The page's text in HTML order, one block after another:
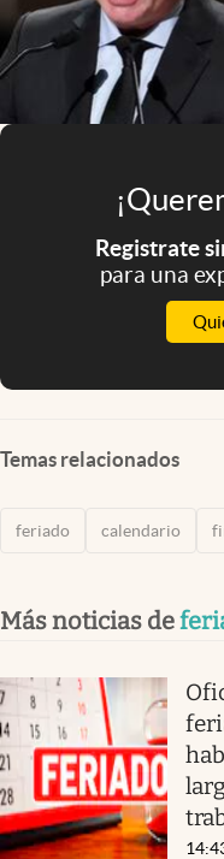
El Cronista Studio
Mediakit
abre en nueva pestaña
Registrate
para una
Temas relacionados
feriado calendario
Más noticias de